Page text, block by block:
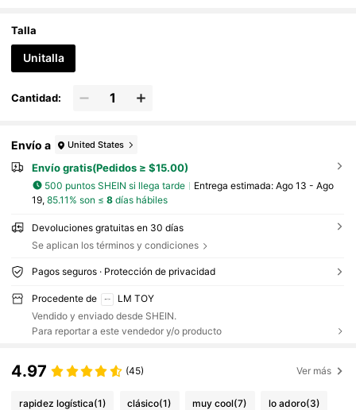
Talla
Unitalla
Cantidad:
Envío a United States
Envío gratis(Pedidos ≥ $15.00)
500 puntos SHEIN si llega tarde Entrega estimada: Ago 13 - Ago
19, 85.11% son ≤ 8días hábiles
Devoluciones gratuitas en 30 días
Se aplican los términos y condiciones
Pagos seguros · Protección de privacidad
Procedente de
LM TOY
Vendido y enviado desde SHEIN.
Para reportar a este vendedor y/o producto
4.97 (45) Ver más
rapidez logística(1) clásico(1) muy cool(7) lo adoro(3)